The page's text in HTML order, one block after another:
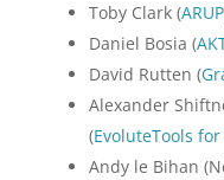
Toby Clark (ARUP
Daniel Bosia (
David Rutten (
Alexander
(EvoluteTools
Andy le Bihan